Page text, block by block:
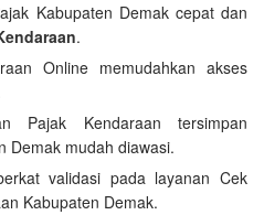
Kabupaten Demak cepat dan
.
Online memudahkan akses
Pajak Kendaraan tersimpan
Demak mudah diawasi.
validasi pada layanan Cek
Kabupaten Demak.